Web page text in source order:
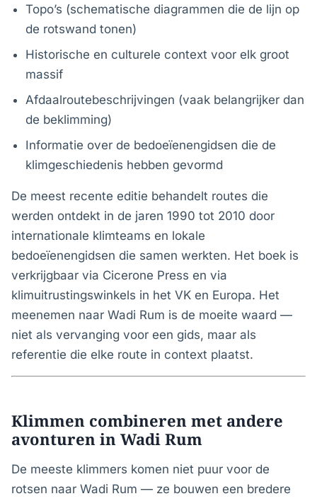
Topo’s (schematische diagrammen die de lijn op
de rotswand tonen)
Historische en culturele context voor elk groot
massif
Afdaalroutebeschrijvingen (vaak belangrijker dan
de beklimming)
Informatie over de bedoeïenengidsen die de
klimgeschiedenis hebben gevormd
De meest recente editie behandelt routes die
werden ontdekt in de jaren 1990 tot 2010 door
internationale klimteams en lokale
bedoeïenengidsen die samen werkten. Het boek is
verkrijgbaar via Cicerone Press en via
klimuitrustingswinkels in het VK en Europa. Het
meenemen naar Wadi Rum is de moeite waard —
niet als vervanging voor een gids, maar als
referentie die elke route in context plaatst.
Klimmen combineren met andere
avonturen in Wadi Rum
De meeste klimmers komen niet puur voor de
rotsen naar Wadi Rum — ze bouwen een bredere